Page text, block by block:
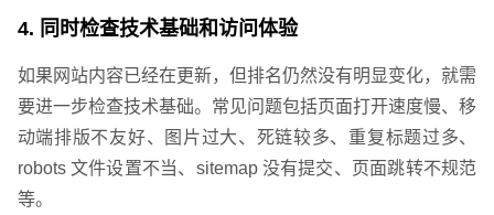
4. 同时检查技术基础和访问体验
如果网站内容已经在更新，但排名仍然没有明显变化，就需
要进一步检查技术基础。常见问题包括页面打开速度慢、移
动端排版不友好、图片过大、死链较多、重复标题过多、
robots 文件设置不当、sitemap 没有提交、页面跳转不规范
等。